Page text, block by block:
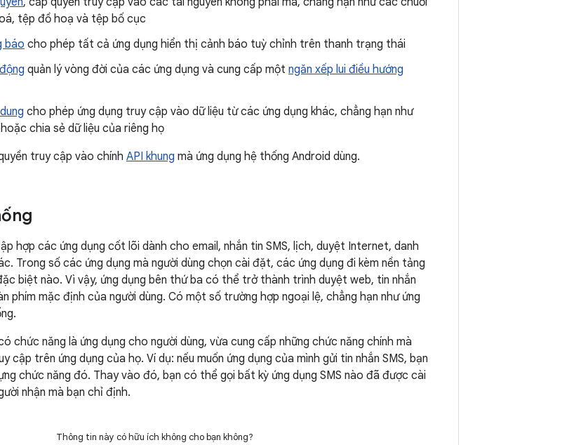
tệp đồ hoạ và tệp bố cục
báo cho phép tất cả ứng dụng hiển thị cảnh báo tuỳ chỉnh trên thanh trạng thái
quản lý vòng đời của các ứng dụng và cung cấp một ngăn xếp lui điều hướng
cho phép ứng dụng truy cập vào dữ liệu từ các ứng dụng khác, chẳng hạn như
chia sẻ dữ liệu của riêng họ
truy cập vào chính API khung mà ứng dụng hệ thống Android dùng.
hợp các ứng dụng cốt lõi dành cho email, nhắn tin SMS, lịch, duyệt Internet, danh
Trong số các ứng dụng mà người dùng chọn cài đặt, các ứng dụng đi kèm nền tảng
biệt nào. Vì vậy, ứng dụng bên thứ ba có thể trở thành trình duyệt web, tin nhắn
phím mặc định của người dùng. Có một số trường hợp ngoại lệ, chẳng hạn như ứng
chức năng là ứng dụng cho người dùng, vừa cung cấp những chức năng chính mà
trên ứng dụng của họ. Ví dụ: nếu muốn ứng dụng của mình gửi tin nhắn SMS, bạn
chức năng đó. Thay vào đó, bạn có thể gọi bất kỳ ứng dụng SMS nào đã được cài
nhận mà bạn chỉ định.
Thông tin này có hữu ích không cho bạn không?